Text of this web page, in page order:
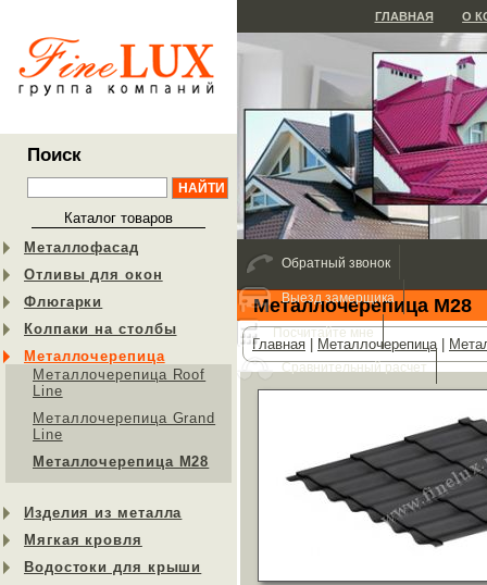
Поиск
Каталог товаров
Металлофасад
Отливы для окон
Флюгарки
Колпаки на столбы
Металлочерепица
Металлочерепица Roof
Line
Металлочерепица Grand
Line
Металлочерепица М28
Изделия из металла
Мягкая кровля
Водостоки для крыши
ГЛАВНАЯ О
Металлочерепица М28
Главная Металлочерепица|
Обратный звонок
Выезд замерщика
Посчитайте мне
Сравнительный расчет